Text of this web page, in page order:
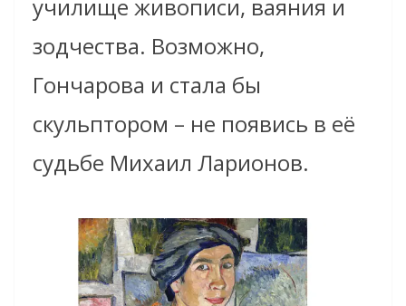
училище живописи, ваяния и
зодчества. Возможно,
Гончарова и стала бы
скульптором – не появись в её
судьбе Михаил Ларионов.